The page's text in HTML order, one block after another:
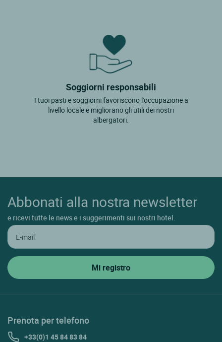
Soggiorni responsabili
I tuoi pasti e soggiorni favoriscono l'occupazione a
livello locale e migliorano gli utili dei nostri
albergatori.
Abbonati alla nostra newsletter
e ricevi tutte le news e i suggerimenti sui nostri hotel.
Prenota per telefono
+33(0)1 45 84 83 84